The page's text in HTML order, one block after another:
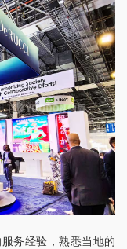
务经验，熟悉当地的